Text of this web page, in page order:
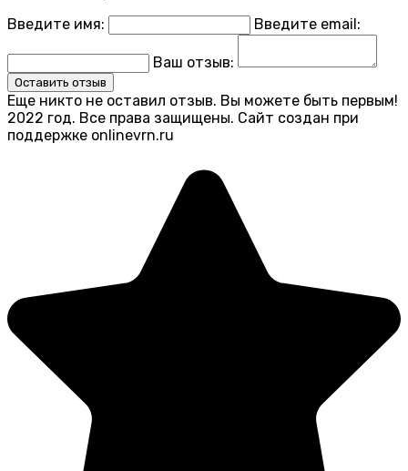
Введите имя: Введите email:
Ваш отзыв:
Оставить отзыв
Еще никто не оставил отзыв. Вы можете быть первым!
2022 год. Все права защищены. Сайт создан при
поддержке onlinevrn.ru